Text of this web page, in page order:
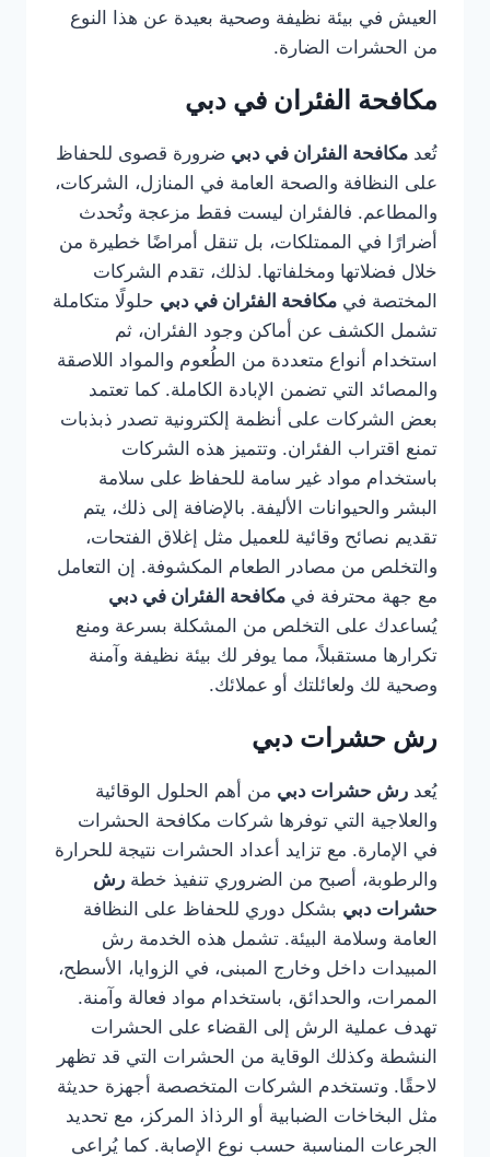
العيش في بيئة نظيفة وصحية بعيدة عن هذا النوع
من الحشرات الضارة.
مكافحة الفئران في دبي
تُعد مكافحة الفئران في دبي ضرورة قصوى للحفاظ
على النظافة والصحة العامة في المنازل، الشركات،
والمطاعم. فالفئران ليست فقط مزعجة وتُحدث
أضرارًا في الممتلكات، بل تنقل أمراضًا خطيرة من
خلال فضلاتها ومخلفاتها. لذلك، تقدم الشركات
المختصة في مكافحة الفئران في دبي حلولًا متكاملة
تشمل الكشف عن أماكن وجود الفئران، ثم
استخدام أنواع متعددة من الطُعوم والمواد اللاصقة
والمصائد التي تضمن الإبادة الكاملة. كما تعتمد
بعض الشركات على أنظمة إلكترونية تصدر ذبذبات
تمنع اقتراب الفئران. وتتميز هذه الشركات
باستخدام مواد غير سامة للحفاظ على سلامة
البشر والحيوانات الأليفة. بالإضافة إلى ذلك، يتم
تقديم نصائح وقائية للعميل مثل إغلاق الفتحات،
والتخلص من مصادر الطعام المكشوفة. إن التعامل
مع جهة محترفة في مكافحة الفئران في دبي
يُساعدك على التخلص من المشكلة بسرعة ومنع
تكرارها مستقبلاً، مما يوفر لك بيئة نظيفة وآمنة
وصحية لك ولعائلتك أو عملائك.
رش حشرات دبي
يُعد رش حشرات دبي من أهم الحلول الوقائية
والعلاجية التي توفرها شركات مكافحة الحشرات
في الإمارة. مع تزايد أعداد الحشرات نتيجة للحرارة
والرطوبة، أصبح من الضروري تنفيذ خطة رش
حشرات دبي بشكل دوري للحفاظ على النظافة
العامة وسلامة البيئة. تشمل هذه الخدمة رش
المبيدات داخل وخارج المبنى، في الزوايا، الأسطح،
الممرات، والحدائق، باستخدام مواد فعالة وآمنة.
تهدف عملية الرش إلى القضاء على الحشرات
النشطة وكذلك الوقاية من الحشرات التي قد تظهر
لاحقًا. وتستخدم الشركات المتخصصة أجهزة حديثة
مثل البخاخات الضبابية أو الرذاذ المركز، مع تحديد
الجرعات المناسبة حسب نوع الإصابة. كما يُراعى